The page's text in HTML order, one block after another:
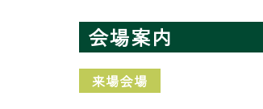
会場案内
来場会場